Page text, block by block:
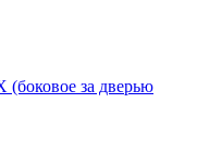
(боковое за дверью